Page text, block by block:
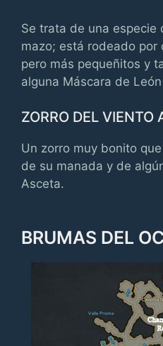
Se trata de una especie
mazo; está rodeado por
pero más pequeñitos y
alguna Máscara de León
ZORRO DEL VIENTO
Un zorro muy bonito
de su manada y de
Asceta.
BRUMAS DEL